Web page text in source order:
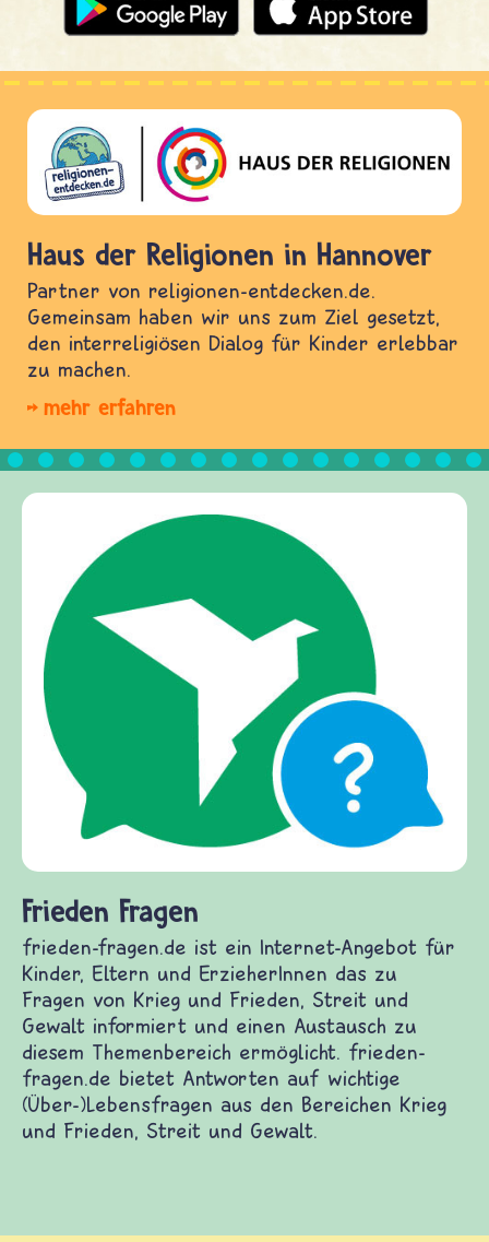
Haus der Religionen in Hannover
Partner von religionen-entdecken.de.
Gemeinsam haben wir uns zum Ziel gesetzt,
den interreligiösen Dialog für Kinder erlebbar
zu machen.
mehr erfahren
Frieden Fragen
frieden-fragen.de ist ein Internet-Angebot für
Kinder, Eltern und ErzieherInnen das zu
Fragen von Krieg und Frieden, Streit und
Gewalt informiert und einen Austausch zu
diesem Themenbereich ermöglicht. frieden-
fragen.de bietet Antworten auf wichtige
(Über-)Lebensfragen aus den Bereichen Krieg
und Frieden, Streit und Gewalt.